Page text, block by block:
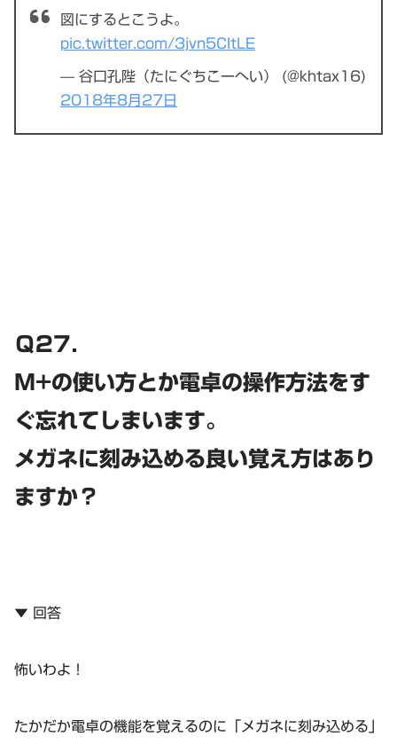
図にするとこうよ。
pic.twitter.com/3jvn5CItLE
— 谷口孔陛（たにぐちこーへい） (@khtax16)
2018年8月27日
Ｑ27．
M+の使い方とか電卓の操作方法をす
ぐ忘れてしまいます。
メガネに刻み込める良い覚え方はあり
ますか？
▼ 回答
怖いわよ！
たかだか電卓の機能を覚えるのに「メガネに刻み込める」